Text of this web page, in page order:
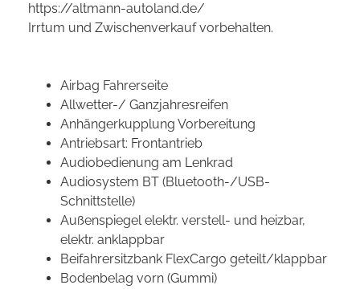
https://altmann-autoland.de/
Irrtum und Zwischenverkauf vorbehalten.
Airbag Fahrerseite
Allwetter-/ Ganzjahresreifen
Anhängerkupplung Vorbereitung
Antriebsart: Frontantrieb
Audiobedienung am Lenkrad
Audiosystem BT (Bluetooth-/USB-
Schnittstelle)
Außenspiegel elektr. verstell- und heizbar,
elektr. anklappbar
Beifahrersitzbank FlexCargo geteilt/klappbar
Bodenbelag vorn (Gummi)